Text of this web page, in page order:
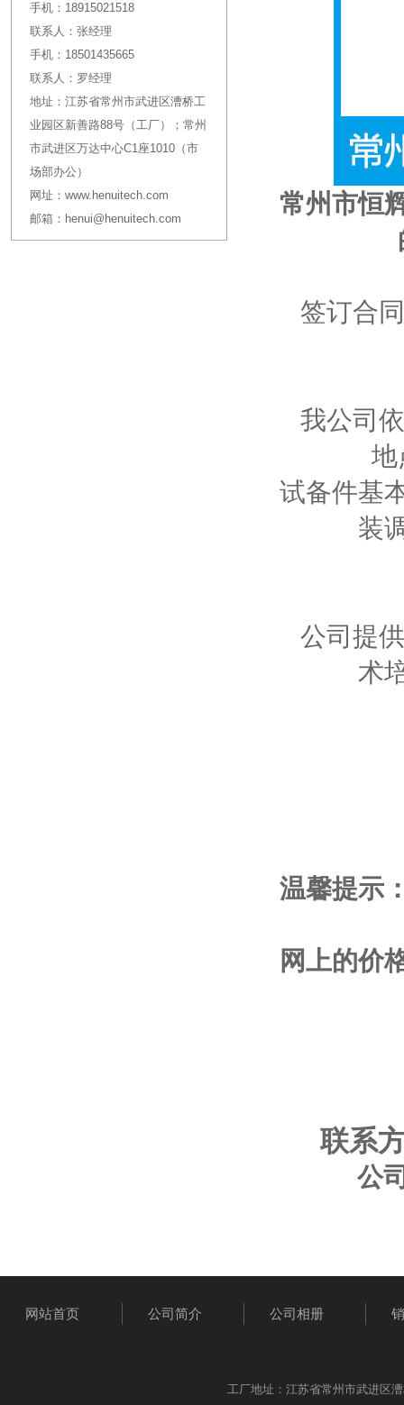
手机： 18915021518
联系人： 张经理
手机： 18501435665
联系人： 罗经理
地址： 江苏省常州市武进区漕桥工
业园区新善路88号（工厂）；常州
市武进区万达中心C1座1010（市
场部办公）
网址： www.henuitech.com
邮箱： henui@henuitech.com
常州市恒
签订合
我公司
地
试备件基
装
公司提
术
温馨提示
网上的价
联系
公
网站首页 公司简介 公司相册
工厂地址：江苏省常州市武进区